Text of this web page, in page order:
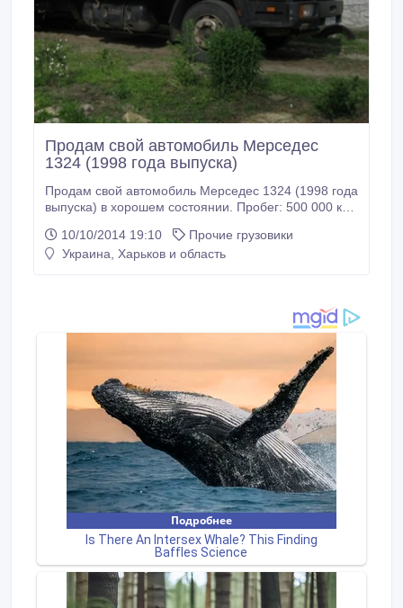
Продам свой автомобиль Мерседес
1324 (1998 года выпуска)
Продам свой автомобиль Мерседес 1324 (1998 года
выпуска) в хорошем состоянии. Пробег: 500 000 км
Грузоподъемность:6.5т Привод: 4, 2 Кол-во
ступеней КПП: 16 Длина: 7, 7м Высота: 2, 0 м
10/10/2014 19:10
Прочие грузовики
Украина, Харьков и область